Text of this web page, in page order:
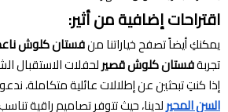
اقتراحات إضافية من أثير:
يمكنكِ أيضاً تصفح خياراتنا منفستان كلوش
تجربةفستان كلوش قصيرلحفلات الاستقبال
إذا كنتِ تبحثين عن إطلالات عائلية متكاملة،
السن المحيرلدينا، حيث تتوفر تصاميم راقية